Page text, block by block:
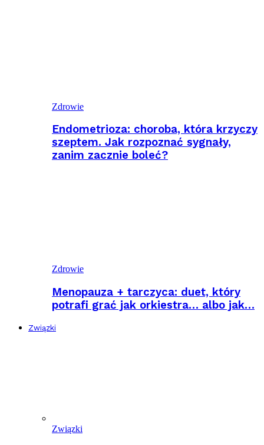
Zdrowie
Endometrioza: choroba, która krzyczy
szeptem. Jak rozpoznać sygnały,
zanim zacznie boleć?
Zdrowie
Menopauza + tarczyca: duet, który
potrafi grać jak orkiestra… albo jak…
Związki
Związki